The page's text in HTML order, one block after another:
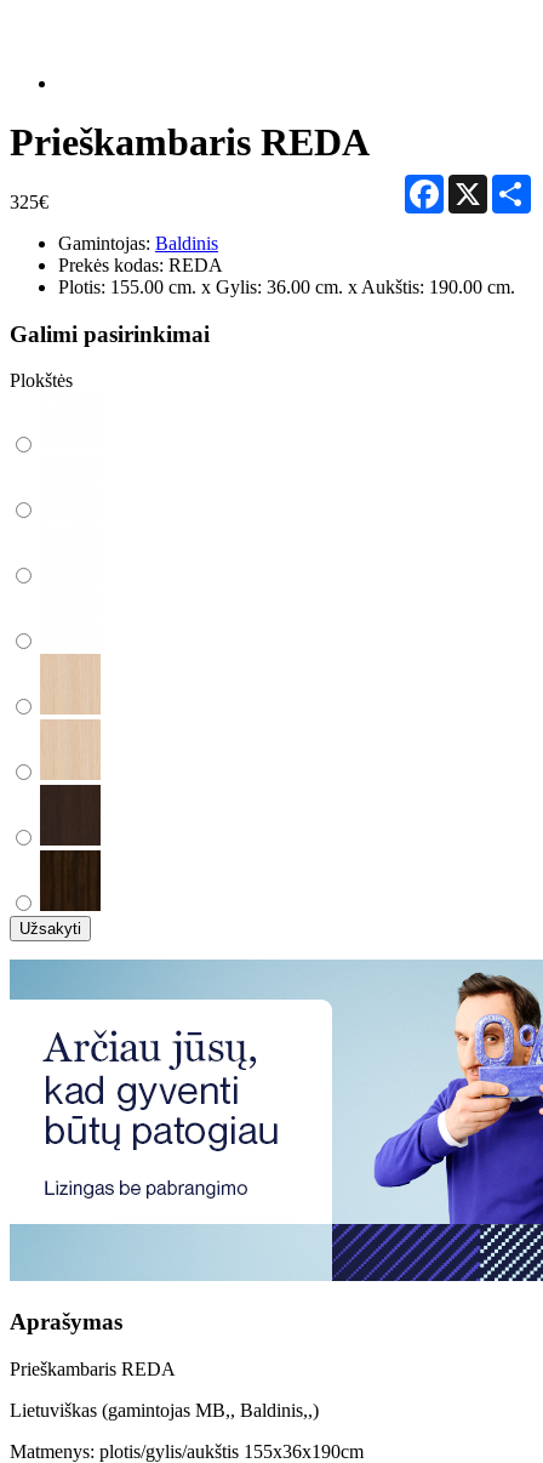
Prieškambaris REDA
325€
Facebook
X
Gamintojas: Baldinis
Prekės kodas: REDA
Plotis: 155.00 cm. x Gylis: 36.00 cm. x Aukštis: 190.00 cm.
Galimi pasirinkimai
Plokštės
Užsakyti
Aprašymas
Prieškambaris REDA
Lietuviškas (gamintojas MB,, Baldinis,,)
Matmenys: plotis/gylis/aukštis 155x36x190cm